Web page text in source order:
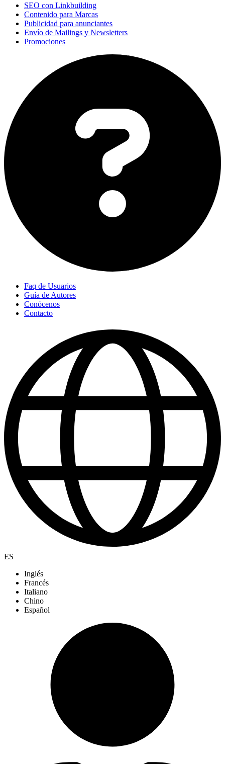
SEO con Linkbuilding
Contenido para Marcas
Publicidad para anunciantes
Envío de Mailings y Newsletters
Promociones
Faq de Usuarios
Guía de Autores
Conócenos
Contacto
ES
Inglés
Francés
Italiano
Chino
Español